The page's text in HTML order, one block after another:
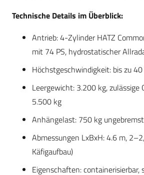
Technische Details im Überblick:
Antrieb: 4-Zylinder HATZ
mit 74 PS, hydrostatischer
Höchstgeschwindigkeit: bis zu
Leergewicht: 3.200 kg, zulässige
5.500 kg
Anhängelast: 750 kg
Abmessungen LxBxH: 4.6 m,
Käfigaufbau)
Eigenschaften: containerisierbar,